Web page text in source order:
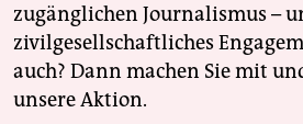
zugänglichen Journalismus –
zivilgesellschaftliches
auch? Dann machen Sie mit
unsere Aktion.